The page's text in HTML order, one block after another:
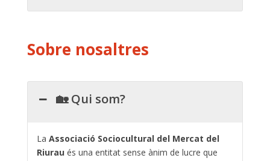
Sobre nosaltres
🏡 Qui som?
La Associació Sociocultural del Mercat del
Riuraués una entitat sense ànim de lucre que